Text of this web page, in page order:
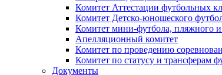
Комитет Аттестации футбольных
Комитет Детско-юношеского
Комитет мини-футбола, пляжного
Апелляционный комитет
Комитет по проведению
Комитет по статусу и трансферам
Документы